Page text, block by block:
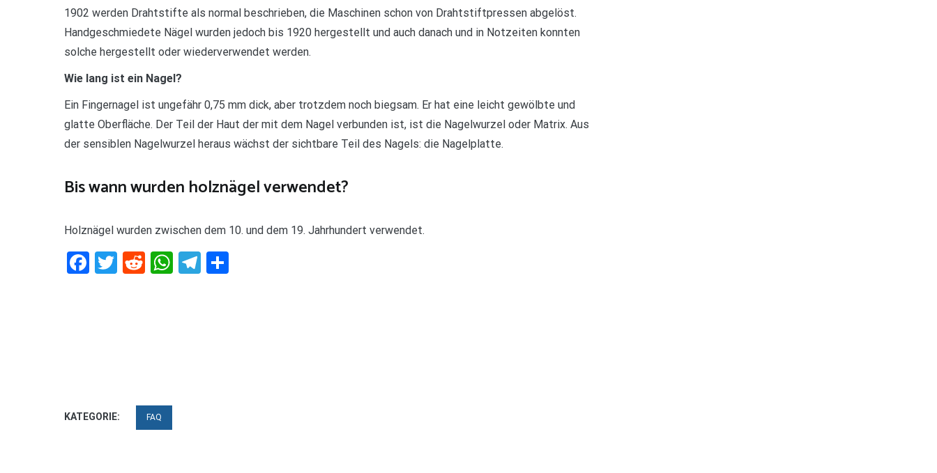
1902 werden Drahtstifte als normal beschrieben, die Maschinen schon von Drahtstiftpressen abgelöst.
Handgeschmiedete Nägel wurden jedoch bis 1920 hergestellt und auch danach und in Notzeiten konnten
solche hergestellt oder wiederverwendet werden.
Wie lang ist ein Nagel?
Ein Fingernagel ist ungefähr 0,75 mm dick, aber trotzdem noch biegsam. Er hat eine leicht gewölbte und
glatte Oberfläche. Der Teil der Haut der mit dem Nagel verbunden ist, ist die Nagelwurzel oder Matrix. Aus
der sensiblen Nagelwurzel heraus wächst der sichtbare Teil des Nagels: die Nagelplatte.
Bis wann wurden holznägel verwendet?
Holznägel wurden zwischen dem 10. und dem 19. Jahrhundert verwendet.
Facebook
Twitter
RedditWhatsApp
Telegram
KATEGORIE: FAQ